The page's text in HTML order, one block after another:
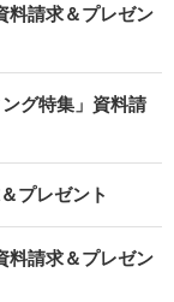
料請求＆プレゼン
グ特集」資料請
プレゼント
料請求＆プレゼン